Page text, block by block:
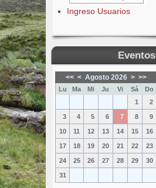
Ingreso Usuarios
Eventos
<< < Agosto 2026 > >>
Lu Ma Mi Ju Vi Sá
Do
1
2
3 4 5 6 7 8 9
10 11 12 13 14 15 16
17 18 19 20 21 22 23
24 25 26 27 28 29 30
31